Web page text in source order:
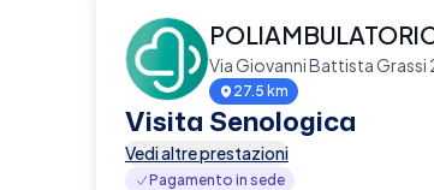
Via Giovanni Battista Grassi
27.5 km
Visita Senologica
Vedi altre prestazioni
Pagamento in sede